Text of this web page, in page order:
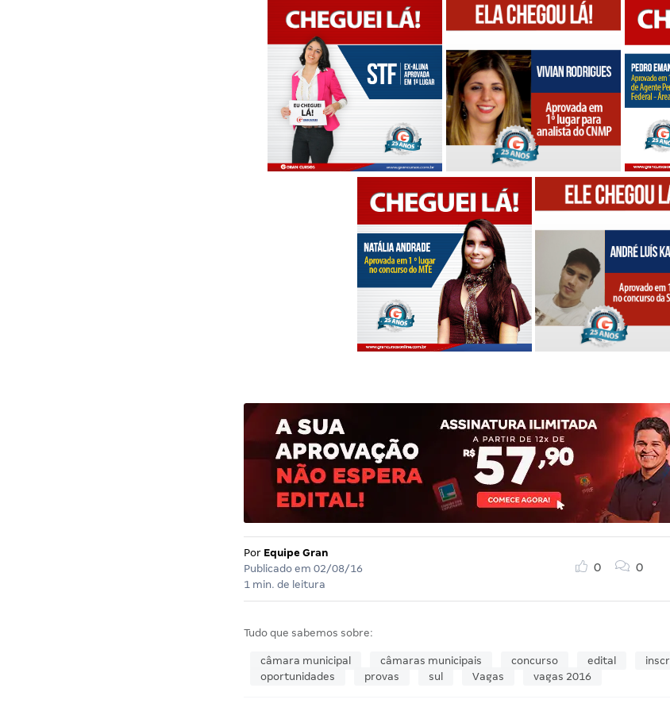
Por Equipe Gran
Publicado em 02/08/16
1 min. de leitura
0 0
Tudo que sabemos sobre:
câmara municipal câmaras municipais concurso edital
oportunidades
provas sul Vagas vagas 2016